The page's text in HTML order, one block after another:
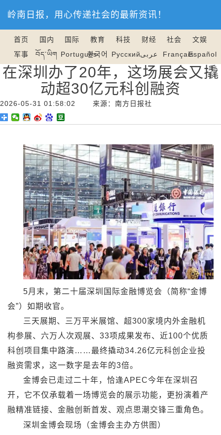
岭南日报，用心传递社会的最新资讯！
首页 国内 国际 教育 科技 财经 社会
文娱
军事
བོད་ཡིག Português한국어 Русскийعربى FrançaisEspañol
在深圳办了20年，这场展会又撬
动超30亿元科创融资
2026-05-31 01:58:02 来源：南方日报社
5月末，第二十届深圳国际金融博览会（简称“金博
会”）如期收官。
三天展期、三万平米展馆、超300家境内外金融机
构参展、六万人次观展、33项成果发布、近100个优质
科创项目集中路演……最终撬动34.26亿元科创企业投
融资需求，这一数字是去年的3倍。
金博会已走过二十年，恰逢APEC今年在深圳召
开，它不仅承载着一场博览会的展示功能，更扮演着产
融精准链接、金融创新首发、观点思潮交锋三重角色。
深圳金博会现场（金博会主办方供图）